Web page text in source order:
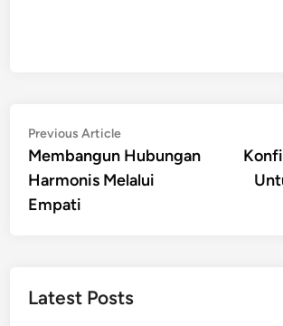
Post
navigation
Previous ArticlePrevious
article:
Membangun Hubungan
Harmonis Melalui
Empati
Latest Posts